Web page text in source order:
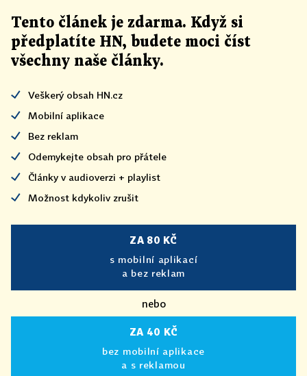
Tento článek je zdarma. Když si
předplatíte HN, budete moci číst
všechny naše články.
Veškerý obsah HN.cz
Mobilní aplikace
Bez reklam
Odemykejte obsah pro přátele
Články v audioverzi + playlist
Možnost kdykoliv zrušit
ZA 80 KČ
s mobilní aplikací
a bez reklam
nebo
ZA 40 KČ
bez mobilní aplikace
a s reklamou